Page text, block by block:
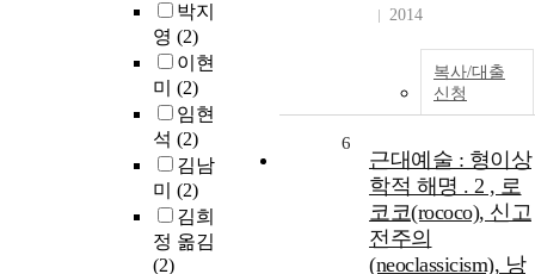
박지
영 (2)
이현
미 (2)
임현
석 (2)
김남
미 (2)
김희
정 옮김
(2)
2014
복사/대출
신청
6
근대예술 : 형이상
학적 해명 . 2 , 로
코코(rococo), 신고
전주의
(neoclassicism), 낭